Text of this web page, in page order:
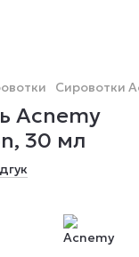
Сировотки
Acnemy
30 мл